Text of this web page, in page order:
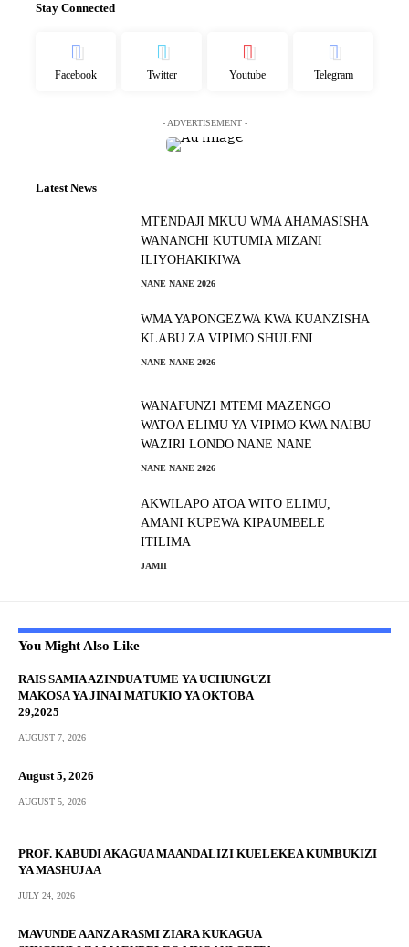
Stay Connected
Facebook Twitter Youtube Telegram
- ADVERTISEMENT -
Latest News
MTENDAJI MKUU WMA AHAMASISHA
WANANCHI KUTUMIA MIZANI
ILIYOHAKIKIWA
NANE NANE 2026
WMA YAPONGEZWA KWA KUANZISHA
KLABU ZA VIPIMO SHULENI
NANE NANE 2026
WANAFUNZI MTEMI MAZENGO
WATOA ELIMU YA VIPIMO KWA NAIBU
WAZIRI LONDO NANE NANE
NANE NANE 2026
AKWILAPO ATOA WITO ELIMU,
AMANI KUPEWA KIPAUMBELE
ITILIMA
JAMII
You Might Also Like
RAIS SAMIA AZINDUA TUME YA UCHUNGUZI
MAKOSA YA JINAI MATUKIO YA OKTOBA
29,2025
AUGUST 7, 2026
August 5, 2026
AUGUST 5, 2026
PROF. KABUDI AKAGUA MAANDALIZI KUELEKEA KUMBUKIZI
YA MASHUJAA
JULY 24, 2026
MAVUNDE AANZA RASMI ZIARA KUKAGUA